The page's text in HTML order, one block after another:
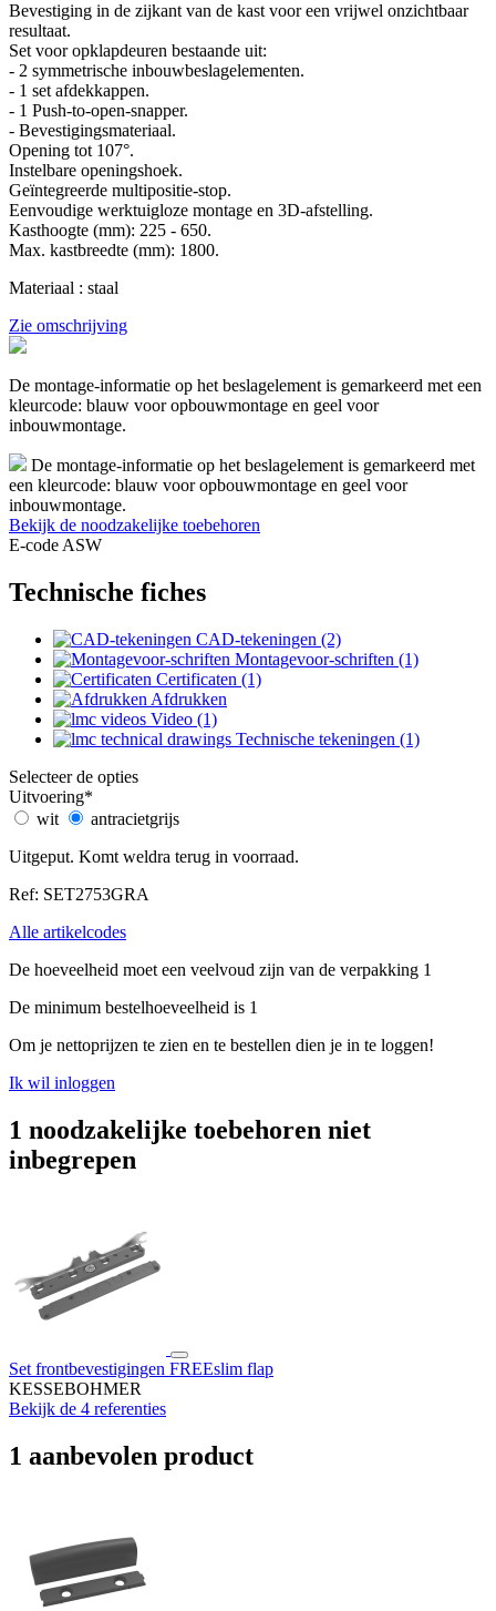
Bevestiging in de zijkant van de kast voor een vrijwel onzichtbaar
resultaat.
Set voor opklapdeuren bestaande uit:
- 2 symmetrische inbouwbeslagelementen.
- 1 set afdekkappen.
- 1 Push-to-open-snapper.
- Bevestigingsmateriaal.
Opening tot 107°.
Instelbare openingshoek.
Geïntegreerde multipositie-stop.
Eenvoudige werktuigloze montage en 3D-afstelling.
Kasthoogte (mm): 225 - 650.
Max. kastbreedte (mm): 1800.
Materiaal : staal
Zie omschrijving
De montage-informatie op het beslagelement is gemarkeerd met een
kleurcode: blauw voor opbouwmontage en geel voor
inbouwmontage.
De montage-informatie op het beslagelement is gemarkeerd met
een kleurcode: blauw voor opbouwmontage en geel voor
inbouwmontage.
Bekijk de noodzakelijke toebehoren
E-code ASW
Technische fiches
CAD-tekeningen (2)
Montagevoor-schriften (1)
Certificaten (1)
Afdrukken
Video (1)
Technische tekeningen (1)
Selecteer de opties
Uitvoering*
wit
antracietgrijs
Uitgeput. Komt weldra terug in voorraad.
Ref: SET2753GRA
Alle artikelcodes
De hoeveelheid moet een veelvoud zijn van de verpakking 1
De minimum bestelhoeveelheid is 1
Om je nettoprijzen te zien en te bestellen dien je in te loggen!
Ik wil inloggen
1 noodzakelijke toebehoren niet
inbegrepen
Set frontbevestigingen FREEslim flap
KESSEBOHMER
Bekijk de 4 referenties
1 aanbevolen product